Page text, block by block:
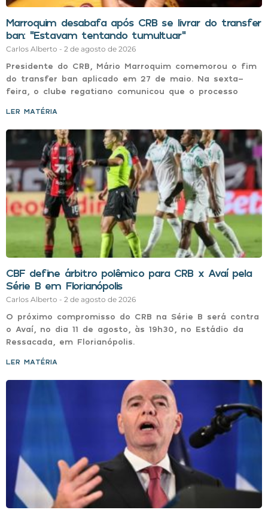
Marroquim desabafa após CRB se livrar do transfer
ban: “Estavam tentando tumultuar”
Carlos Alberto 2 de agosto de 2026
Presidente do CRB, Mário Marroquim comemorou o fim
do transfer ban aplicado em 27 de maio. Na sexta-
feira, o clube regatiano comunicou que o processo
LER MATÉRIA »
CBF define árbitro polêmico para CRB x Avaí pela
Série B em Florianópolis
Carlos Alberto 2 de agosto de 2026
O próximo compromisso do CRB na Série B será contra
o Avaí, no dia 11 de agosto, às 19h30, no Estádio da
Ressacada, em Florianópolis.
LER MATÉRIA »